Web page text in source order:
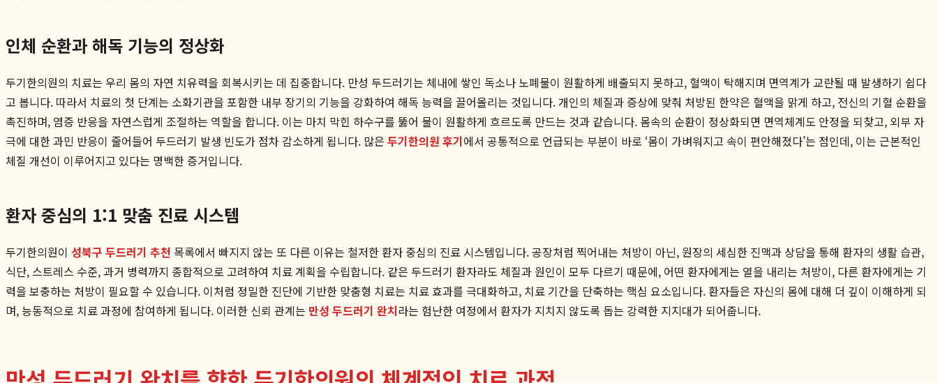
인체 순환과 해독 기능의 정상화
두기한의원의 치료는 우리 몸의 자연 치유력을 회복시키는 데 집중합니다. 만성 두드러기는 체내에 쌓인 독소나 노폐물이 원활하게 배출되지 못하고, 혈액이 탁해지며 면역계가 교란될 때 발생하기 쉽다
고 봅니다. 따라서 치료의 첫 단계는 소화기관을 포함한 내부 장기의 기능을 강화하여 해독 능력을 끌어올리는 것입니다. 개인의 체질과 증상에 맞춰 처방된 한약은 혈액을 맑게 하고, 전신의 기혈 순환을
촉진하며, 염증 반응을 자연스럽게 조절하는 역할을 합니다. 이는 마치 막힌 하수구를 뚫어 물이 원활하게 흐르도록 만드는 것과 같습니다. 몸속의 순환이 정상화되면 면역체계도 안정을 되찾고, 외부 자
극에 대한 과민 반응이 줄어들어 두드러기 발생 빈도가 점차 감소하게 됩니다. 많은 두기한의원 후기에서 공통적으로 언급되는 부분이 바로 ‘몸이 가벼워지고 속이 편안해졌다’는 점인데, 이는 근본적인
체질 개선이 이루어지고 있다는 명백한 증거입니다.
환자 중심의 1:1 맞춤 진료 시스템
두기한의원이 성북구 두드러기 추천 목록에서 빠지지 않는 또 다른 이유는 철저한 환자 중심의 진료 시스템입니다. 공장처럼 찍어내는 처방이 아닌, 원장의 세심한 진맥과 상담을 통해 환자의 생활 습관,
식단, 스트레스 수준, 과거 병력까지 종합적으로 고려하여 치료 계획을 수립합니다. 같은 두드러기 환자라도 체질과 원인이 모두 다르기 때문에, 어떤 환자에게는 열을 내리는 처방이, 다른 환자에게는 기
력을 보충하는 처방이 필요할 수 있습니다. 이처럼 정밀한 진단에 기반한 맞춤형 치료는 치료 효과를 극대화하고, 치료 기간을 단축하는 핵심 요소입니다. 환자들은 자신의 몸에 대해 더 깊이 이해하게 되
며, 능동적으로 치료 과정에 참여하게 됩니다. 이러한 신뢰 관계는 만성 두드러기 완치라는 험난한 여정에서 환자가 지치지 않도록 돕는 강력한 지지대가 되어줍니다.